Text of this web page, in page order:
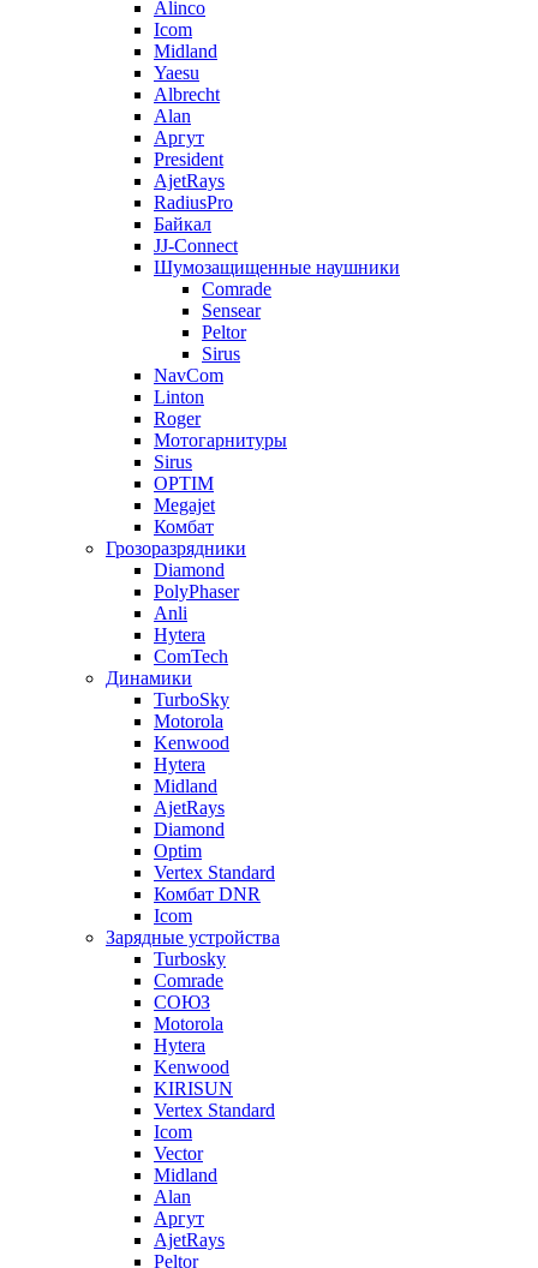
Alinco
Icom
Midland
Yaesu
Albrecht
Alan
Аргут
President
AjetRays
RadiusPro
Байкал
JJ-Connect
Шумозащищенные наушники
Comrade
Sensear
Peltor
Sirus
NavCom
Linton
Roger
Мотогарнитуры
Sirus
OPTIM
Megajet
Комбат
Грозоразрядники
Diamond
PolyPhaser
Anli
Hytera
ComTech
Динамики
TurboSky
Motorola
Kenwood
Hytera
Midland
AjetRays
Diamond
Optim
Vertex Standard
Комбат DNR
Icom
Зарядные устройства
Turbosky
Comrade
СОЮЗ
Motorola
Hytera
Kenwood
KIRISUN
Vertex Standard
Icom
Vector
Midland
Alan
Аргут
AjetRays
Peltor